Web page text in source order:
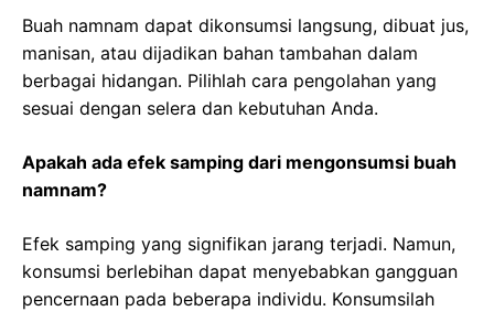
Buah namnam dapat dikonsumsi langsung, dibuat jus,
manisan, atau dijadikan bahan tambahan dalam
berbagai hidangan. Pilihlah cara pengolahan yang
sesuai dengan selera dan kebutuhan Anda.
Apakah ada efek samping dari mengonsumsi buah
namnam?
Efek samping yang signifikan jarang terjadi. Namun,
konsumsi berlebihan dapat menyebabkan gangguan
pencernaan pada beberapa individu. Konsumsilah